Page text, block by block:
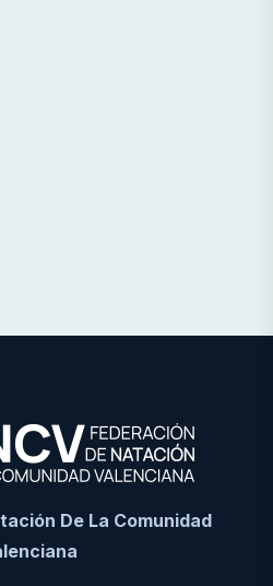
De La Comunidad